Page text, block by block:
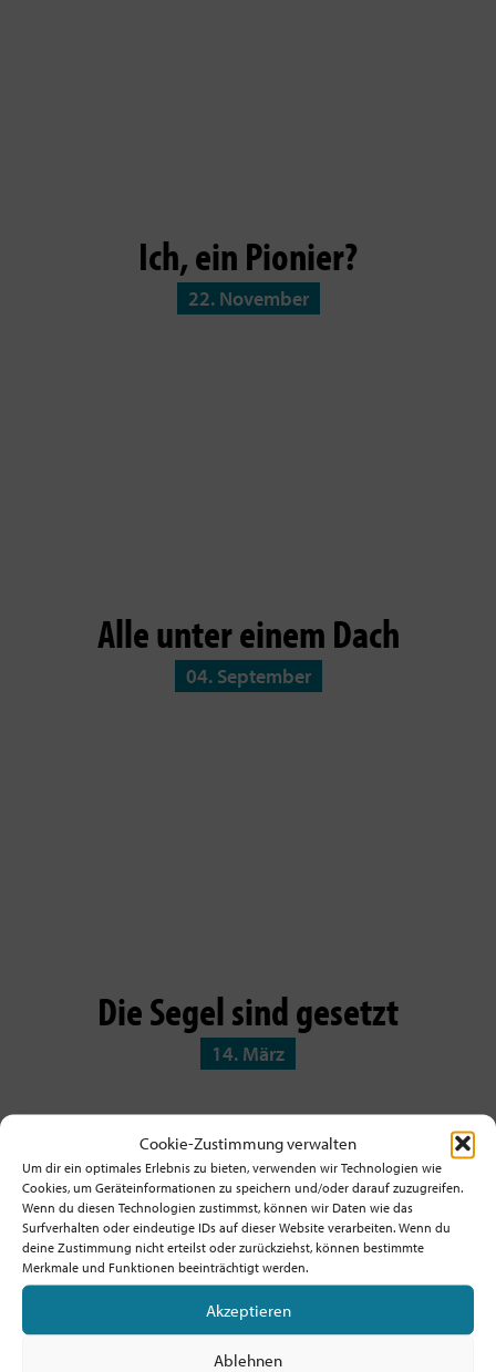
Cookie-Zustimmung verwalten
Um dir ein optimales Erlebnis zu bieten, verwenden wir Technologien wie
Cookies, um Geräteinformationen zu speichern und/oder darauf zuzugreifen.
Wenn du diesen Technologien zustimmst, können wir Daten wie das
Surfverhalten oder eindeutige IDs auf dieser Website verarbeiten. Wenn du
deine Zustimmung nicht erteilst oder zurückziehst, können bestimmte
Merkmale und Funktionen beeinträchtigt werden.
Akzeptieren
Ablehnen
Ich, ein Pionier?
22. November
Alle unter einem Dach
04. September
Die Segel sind gesetzt
14. März